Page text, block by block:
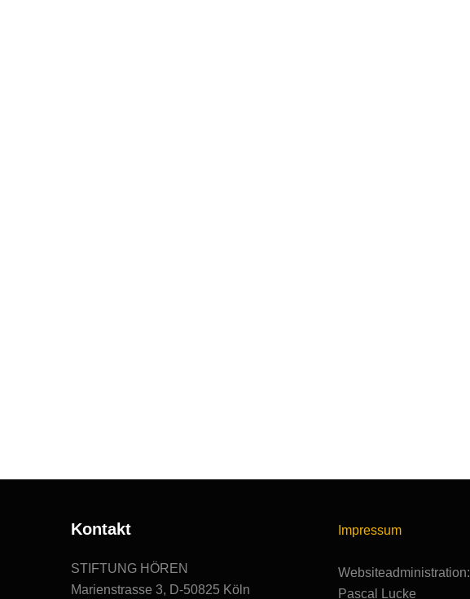
Kontakt
STIFTUNG HÖREN
Marienstrasse 3, D-50825 Köln
Impressum
Websiteadministration:
Pascal Lucke